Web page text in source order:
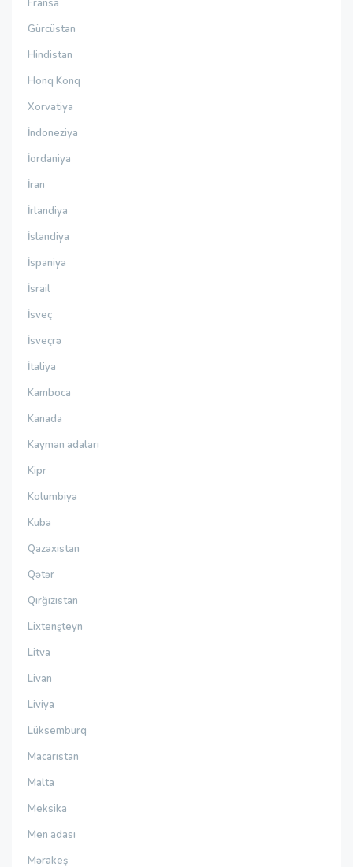
Fransa
Gürcüstan
Hindistan
Honq Konq
Xorvatiya
İndoneziya
İordaniya
İran
İrlandiya
İslandiya
İspaniya
İsrail
İsveç
İsveçrə
İtaliya
Kamboca
Kanada
Kayman adaları
Kipr
Kolumbiya
Kuba
Qazaxıstan
Qətər
Qırğızıstan
Lixtenşteyn
Litva
Livan
Liviya
Lüksemburq
Macarıstan
Malta
Meksika
Men adası
Mərakeş